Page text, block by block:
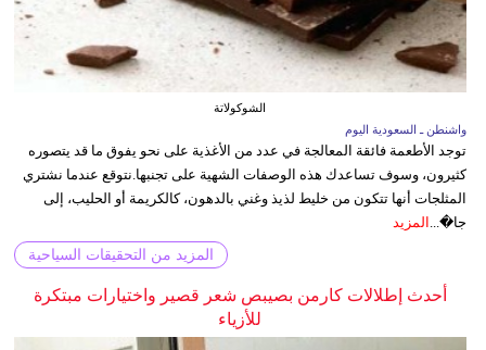
الشوكولاتة
واشنطن ـ السعودية اليوم
توجد الأطعمة فائقة المعالجة في عدد من الأغذية على نحو يفوق ما قد يتصوره
كثيرون، وسوف تساعدك هذه الوصفات الشهية على تجنبها.نتوقع عندما نشتري
المثلجات أنها تتكون من خليط لذيذ وغني بالدهون، كالكريمة أو الحليب، إلى
جا�... المزيد
المزيد من التحقيقات السياحية
أحدث إطلالات كارمن بصيبص شعر قصير واختيارات مبتكرة
للأزياء